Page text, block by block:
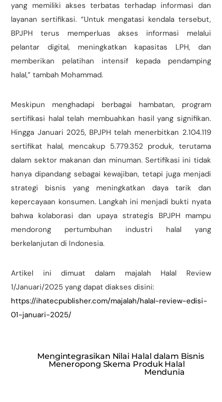
yang memiliki akses terbatas terhadap informasi dan
layanan sertifikasi. “Untuk mengatasi kendala tersebut,
BPJPH terus memperluas akses informasi melalui
pelantar digital, meningkatkan kapasitas LPH, dan
memberikan pelatihan intensif kepada pendamping
halal,” tambah Mohammad.
Meskipun menghadapi berbagai hambatan, program
sertifikasi halal telah membuahkan hasil yang signifikan.
Hingga Januari 2025, BPJPH telah menerbitkan 2.104.119
sertifikat halal, mencakup 5.779.352 produk, terutama
dalam sektor makanan dan minuman. Sertifikasi ini tidak
hanya dipandang sebagai kewajiban, tetapi juga menjadi
strategi bisnis yang meningkatkan daya tarik dan
kepercayaan konsumen. Langkah ini menjadi bukti nyata
bahwa kolaborasi dan upaya strategis BPJPH mampu
mendorong pertumbuhan industri halal yang
berkelanjutan di Indonesia.
Artikel ini dimuat dalam majalah Halal Review
1/Januari/2025 yang dapat diakses disini:
https://ihatecpublisher.com/majalah/halal-review-edisi-
01-januari-2025/
Mengintegrasikan Nilai Halal dalam Bisnis
Meneropong Skema Produk Halal
Mendunia